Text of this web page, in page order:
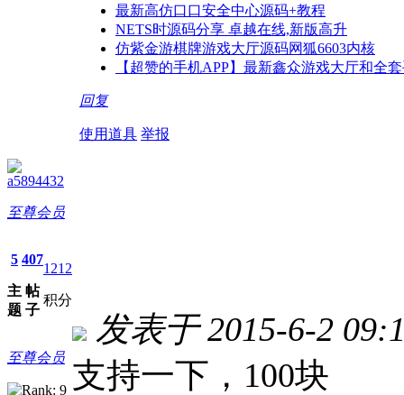
最新高仿口口安全中心源码+教程
NETS时源码分享 卓越在线,新版高升
仿紫金游棋牌游戏大厅源码网狐6603内核
【超赞的手机APP】最新鑫众游戏大厅和全
回复
使用道具 举报
a5894432
至尊会员
5
主
题
407
帖
子
1212
积分
至尊会员
发表于 2015-6-2
支持一下，100块